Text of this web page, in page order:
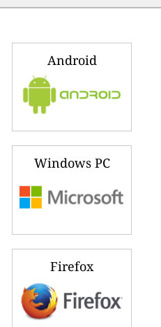
Android
Windows PC
Firefox